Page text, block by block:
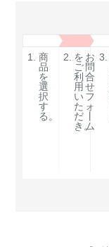
1.
商
品
を
選
択
す
る。
2. を
ご
利
用
い
た
だ
き。
お
問
合
せ
フ
ォ
ム
3.